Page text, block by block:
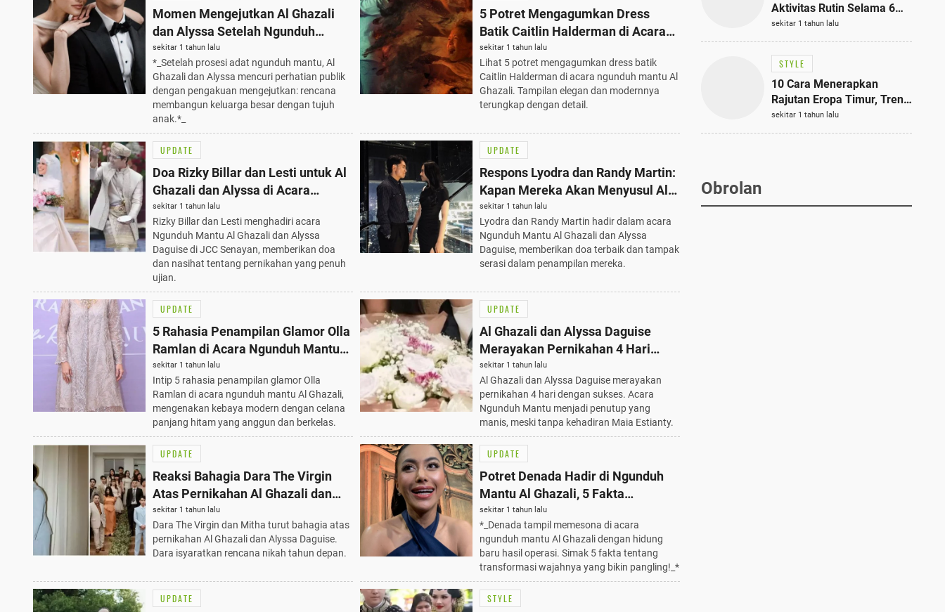
Momen Mengejutkan Al Ghazali
dan Alyssa Setelah Ngunduh
Mantu: Ingin Segera Punya 7 Anak
sekitar 1 tahun lalu
*_Setelah prosesi adat ngunduh mantu, Al
Ghazali dan Alyssa mencuri perhatian publik
dengan pengakuan mengejutkan: rencana
membangun keluarga besar dengan tujuh
anak.*_
5 Potret Mengagumkan Dress
Batik Caitlin Halderman di Acara
Ngunduh Mantu, Tampilan Elegan
Terungkap
sekitar 1 tahun lalu
Lihat 5 potret mengagumkan dress batik
Caitlin Halderman di acara ngunduh mantu Al
Ghazali. Tampilan elegan dan modernnya
terungkap dengan detail.
UPDATE
Doa Rizky Billar dan Lesti untuk Al
Ghazali dan Alyssa di Acara
Ngunduh Mantu yang Megah, 19
Juni 2025
sekitar 1 tahun lalu
Rizky Billar dan Lesti menghadiri acara
Ngunduh Mantu Al Ghazali dan Alyssa
Daguise di JCC Senayan, memberikan doa
dan nasihat tentang pernikahan yang penuh
ujian.
UPDATE
Respons Lyodra dan Randy Martin:
Kapan Mereka Akan Menyusul Al
Ghazali dan Alyssa ke Pelaminan?
100%
sekitar 1 tahun lalu
Lyodra dan Randy Martin hadir dalam acara
Ngunduh Mantu Al Ghazali dan Alyssa
Daguise, memberikan doa terbaik dan tampak
serasi dalam penampilan mereka.
UPDATE
5 Rahasia Penampilan Glamor Olla
Ramlan di Acara Ngunduh Mantu
Al Ghazali, Kebaya Modern dengan
Celana Panjang
sekitar 1 tahun lalu
Intip 5 rahasia penampilan glamor Olla
Ramlan di acara ngunduh mantu Al Ghazali,
mengenakan kebaya modern dengan celana
panjang hitam yang anggun dan berkelas.
UPDATE
Al Ghazali dan Alyssa Daguise
Merayakan Pernikahan 4 Hari
dengan Sukses, Ngunduh Mantu
Jadi Penutup Manis
sekitar 1 tahun lalu
Al Ghazali dan Alyssa Daguise merayakan
pernikahan 4 hari dengan sukses. Acara
Ngunduh Mantu menjadi penutup yang
manis, meski tanpa kehadiran Maia Estianty.
UPDATE
Reaksi Bahagia Dara The Virgin
Atas Pernikahan Al Ghazali dan
Alyssa Daguise, Isyaratkan
Rencana Nikah Tahun Depan
sekitar 1 tahun lalu
Dara The Virgin dan Mitha turut bahagia atas
pernikahan Al Ghazali dan Alyssa Daguise.
Dara isyaratkan rencana nikah tahun depan.
UPDATE
Potret Denada Hadir di Ngunduh
Mantu Al Ghazali, 5 Fakta
Mengenai Operasi Hidungnya yang
Bikin Pangling!
sekitar 1 tahun lalu
*_Denada tampil memesona di acara
ngunduh mantu Al Ghazali dengan hidung
baru hasil operasi. Simak 5 fakta tentang
transformasi wajahnya yang bikin pangling!_*
UPDATE STYLE
Aktivitas Rutin Selama 6
Bulan di Rutan Pondok
Bambu, Terungkap!
sekitar 1 tahun lalu
STYLE
10 Cara Menerapkan
Rajutan Eropa Timur, Tren
Mode Terbaik dan Paling
Dicari 2023
sekitar 1 tahun lalu
Obrolan